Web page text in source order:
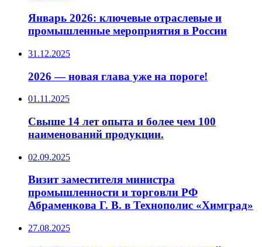
Январь 2026: ключевые отраслевые и
промышленные мероприятия в России
31.12.2025
2026 — новая глава уже на пороге!
01.11.2025
Свыше 14 лет опыта и более чем 100
наименований продукции.
02.09.2025
Визит заместителя министра
промышленности и торговли РФ
Абраменкова Г. В. в Технополис «Химград»
27.08.2025